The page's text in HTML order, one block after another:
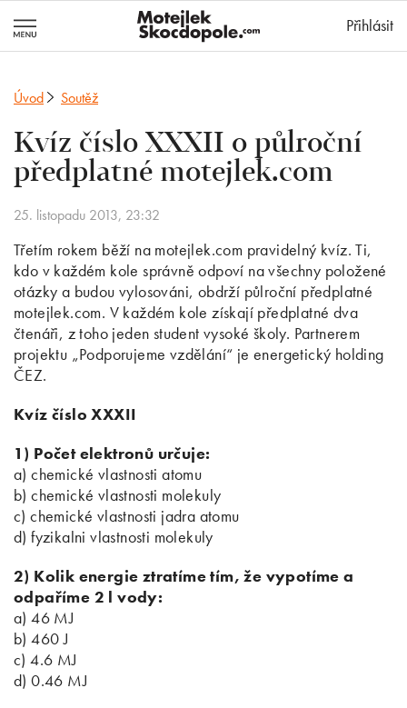
Přihlásit
Úvod Soutěž
Kvíz číslo XXXII o půlroční
předplatné motejlek.com
25. listopadu 2013, 23:32
Třetím rokem běží na motejlek.com pravidelný kvíz. Ti,
kdo v každém kole správně odpoví na všechny položené
otázky a budou vylosováni, obdrží půlroční předplatné
motejlek.com. V každém kole získají předplatné dva
čtenáři, z toho jeden student vysoké školy. Partnerem
projektu „Podporujeme vzdělání“ je energetický holding
ČEZ.
Kvíz číslo XXXII
1) Počet elektronů určuje:
a) chemické vlastnosti atomu
b) chemické vlastnosti molekuly
c) chemické vlastnosti jadra atomu
d) fyzikalni vlastnosti molekuly
2) Kolik energie ztratíme tím, že vypotíme a
odpaříme 2 l vody:
a) 46 MJ
b) 460 J
c) 4.6 MJ
d) 0.46 MJ